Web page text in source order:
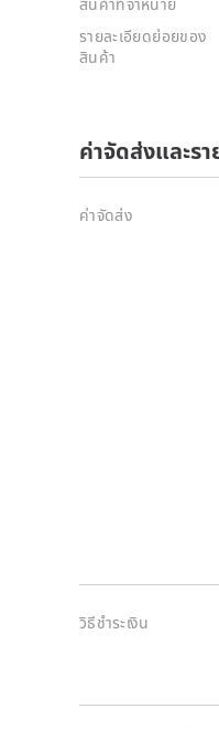
รายละเอียดย่อยของ
สินค้า
ค่าจัดส่งและร
ค่าจัดส่ง
วิธีชำระเงิน